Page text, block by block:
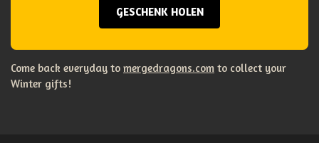
GESCHENK HOLEN
Come back everyday to mergedragons.com to collect your
Winter gifts!